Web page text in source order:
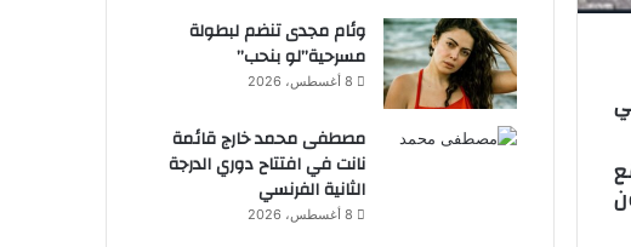
وئام مجدى تنضم لبطولة
مسرحية”لو بنحب”
8 أغسطس، 2026
مصطفى محمد خارج قائمة
نانت في افتتاح دوري الدرجة
الثانية الفرنسي
8 أغسطس، 2026